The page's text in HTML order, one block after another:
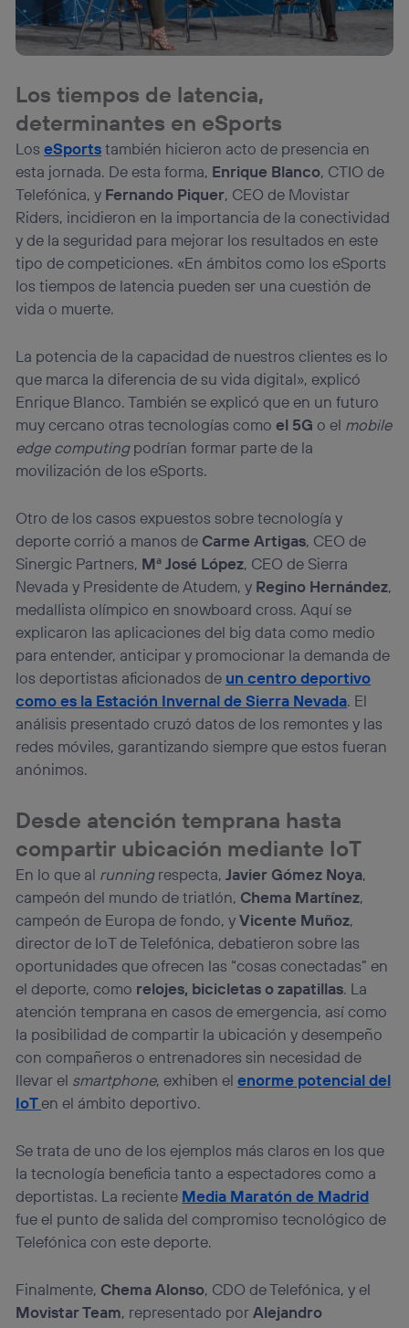
Los tiempos de latencia,
determinantes en eSports
LoseSportstambién hicieron acto de presencia en
esta jornada. De esta forma, Enrique Blanco, CTIO de
Telefónica, y Fernando Piquer, CEO de Movistar
Riders, incidieron en la importancia de la conectividad
y de la seguridad para mejorar los resultados en este
tipo de competiciones. «En ámbitos como los eSports
los tiempos de latencia pueden ser una cuestión de
vida o muerte.
La potencia de la capacidad de nuestros clientes es lo
que marca la diferencia de su vida digital», explicó
Enrique Blanco. También se explicó que en un futuro
muy cercano otras tecnologías comoel 5G o el mobile
edge computingpodrían formar parte de la
movilización de los eSports.
Otro de los casos expuestos sobre tecnología y
deporte corrió a manos de Carme Artigas, CEO de
Sinergic Partners, Mª José López, CEO de Sierra
Nevada y Presidente de Atudem, y Regino Hernández,
medallista olímpico en snowboard cross. Aquí se
explicaron las aplicaciones del big data como medio
para entender, anticipar y promocionar la demanda de
los deportistas aficionados de un centro deportivo
como es la Estación Invernal de Sierra Nevada. El
análisis presentado cruzó datos de los remontes y las
redes móviles, garantizando siempre que estos fueran
anónimos.
Desde atención temprana hasta
compartir ubicación mediante IoT
En lo que al runningrespecta,Javier Gómez Noya,
campeón del mundo de triatlón, Chema Martínez,
campeón de Europa de fondo, yVicente Muñoz,
director de IoT de Telefónica, debatieron sobre las
oportunidades que ofrecen las “cosas conectadas” en
el deporte, como relojes, bicicletas o zapatillas. La
atención temprana en casos de emergencia, así como
la posibilidad de compartir la ubicación y desempeño
con compañeros o entrenadores sin necesidad de
llevar el smartphone, exhiben elenorme potencial del
IoTen el ámbito deportivo.
Se trata de uno de los ejemplos más claros en los que
la tecnología beneficia tanto a espectadores como a
deportistas. La reciente Media Maratón de Madrid
fue el punto de salida del compromiso tecnológico de
Telefónica con este deporte.
Finalmente, Chema Alonso, CDO de Telefónica, y el
Movistar Team, representado porAlejandro